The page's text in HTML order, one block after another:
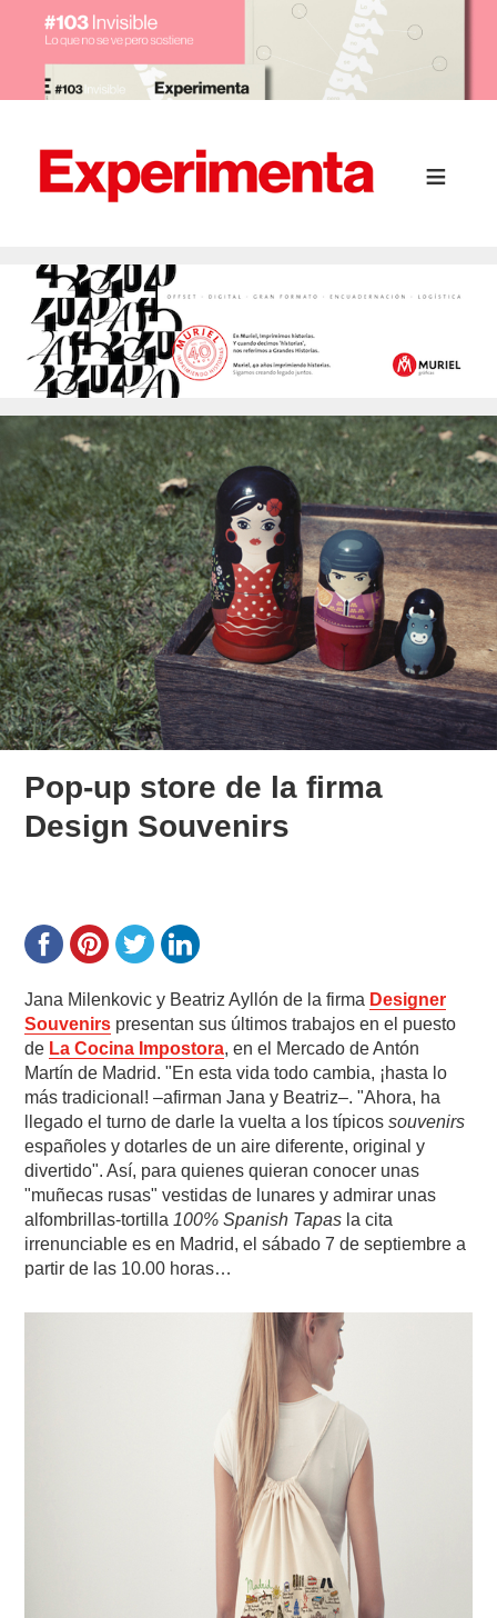
Pop-up store de la firma
Design Souvenirs
Jana Milenkovic y Beatriz Ayllón de la firma Designer
Souvenirs presentan sus últimos trabajos en el puesto
de La Cocina Impostora, en el Mercado de Antón
Martín de Madrid. "En esta vida todo cambia, ¡hasta lo
más tradicional! –afirman Jana y Beatriz–. "Ahora, ha
llegado el turno de darle la vuelta a los típicossouvenirs
españoles y dotarles de un aire diferente, original y
divertido". Así, para quienes quieran conocer unas
"muñecas rusas" vestidas de lunares y admirar unas
alfombrillas-tortilla100% Spanish Tapas la cita
irrenunciable es en Madrid, el sábado 7 de septiembre a
partir de las 10.00 horas…